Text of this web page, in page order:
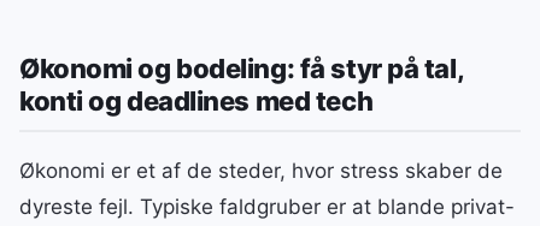
Økonomi og bodeling: få styr på tal,
konti og deadlines med tech
Økonomi er et af de steder, hvor stress skaber de
dyreste fejl. Typiske faldgruber er at blande privat-